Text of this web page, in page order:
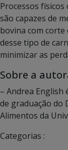
Processos
são capazes de
bovina com corte
desse tipo de
minimizar as
Sobre a
– Andrea English
de graduação do
Alimentos da
Categorias :